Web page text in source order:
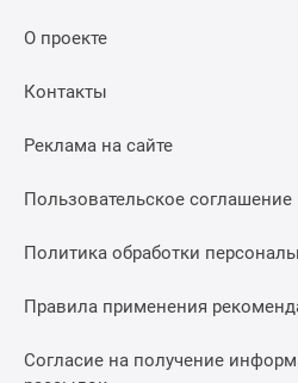
О проекте
Контакты
Реклама на сайте
Пользовательское соглашение
Политика обработки
Правила применения
Согласие на получение